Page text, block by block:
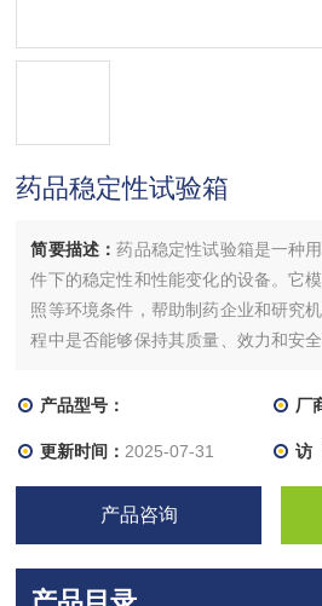
药品稳定性试验箱
简要描述：药品稳定性试验箱是一种
件下的稳定性和性能变化的设备。它
照等环境条件，帮助制药企业和研究
程中是否能够保持其质量、效力和安
产品型号：
厂
更新时间： 2025-07-31 访
产品咨询